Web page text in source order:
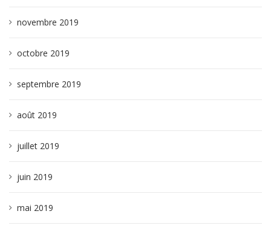
novembre 2019
octobre 2019
septembre 2019
août 2019
juillet 2019
juin 2019
mai 2019